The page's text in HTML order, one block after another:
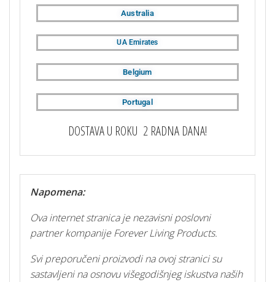
Australia
UA Emirates
Belgium
Portugal
DOSTAVA U ROKU 2 RADNA DANA!
Napomena:
Ova internet stranica je nezavisni poslovni
partner kompanije Forever Living Products.
Svi preporučeni proizvodi na ovoj stranici su
sastavljeni na osnovu višegodišnjeg iskustva naših